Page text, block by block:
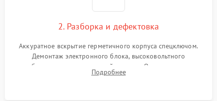
2. Разборка и дефектовка
Аккуратное вскрытие герметичного корпуса спецключом.
Демонтаж электронного блока, высоковольтного
преобразователя и оптической системы. Осмотр контактов
на окисление и проверка целостности уплотнительных
Подробнее